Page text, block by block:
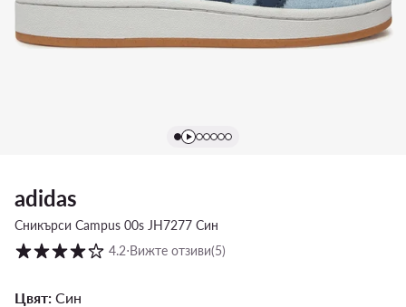
adidas
Сникърси Campus 00s JH7277 Син
Оценка на клиентите в скала от 1 до 5
4.2⋅Вижте отзиви(5)
Цвят: Син